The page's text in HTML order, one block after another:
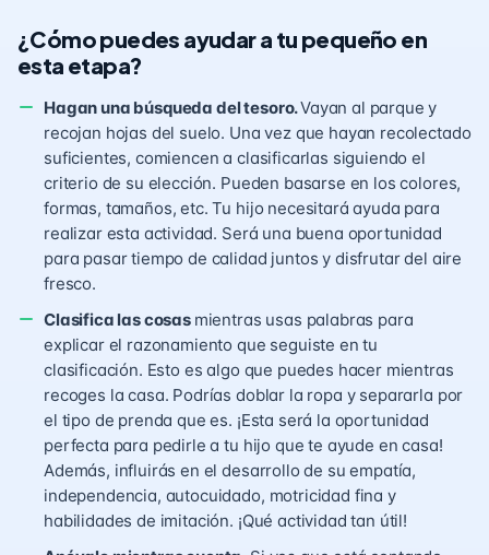
¿Cómo puedes ayudar a tu pequeño en
esta etapa?
Hagan una búsqueda del tesoro.Vayan al parque y
recojan hojas del suelo. Una vez que hayan recolectado
suficientes, comiencen a clasificarlas siguiendo el
criterio de su elección. Pueden basarse en los colores,
formas, tamaños, etc. Tu hijo necesitará ayuda para
realizar esta actividad. Será una buena oportunidad
para pasar tiempo de calidad juntos y disfrutar del aire
fresco.
Clasifica las cosas mientras usas palabras para
explicar el razonamiento que seguiste en tu
clasificación. Esto es algo que puedes hacer mientras
recoges la casa. Podrías doblar la ropa y separarla por
el tipo de prenda que es. ¡Esta será la oportunidad
perfecta para pedirle a tu hijo que te ayude en casa!
Además, influirás en el desarrollo de su empatía,
independencia, autocuidado, motricidad fina y
habilidades de imitación. ¡Qué actividad tan útil!